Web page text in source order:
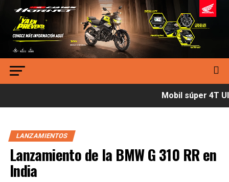
Mobil súper 4T
LANZAMIENTOS
Lanzamiento de la BMW G 310 RR en
India